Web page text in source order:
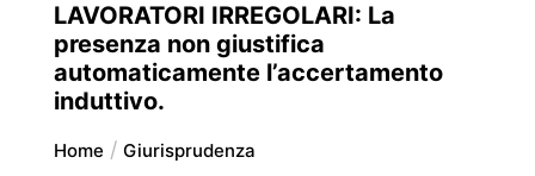
LAVORATORI IRREGOLARI: La
presenza non giustifica
automaticamente l’accertamento
induttivo.
Home Giurisprudenza